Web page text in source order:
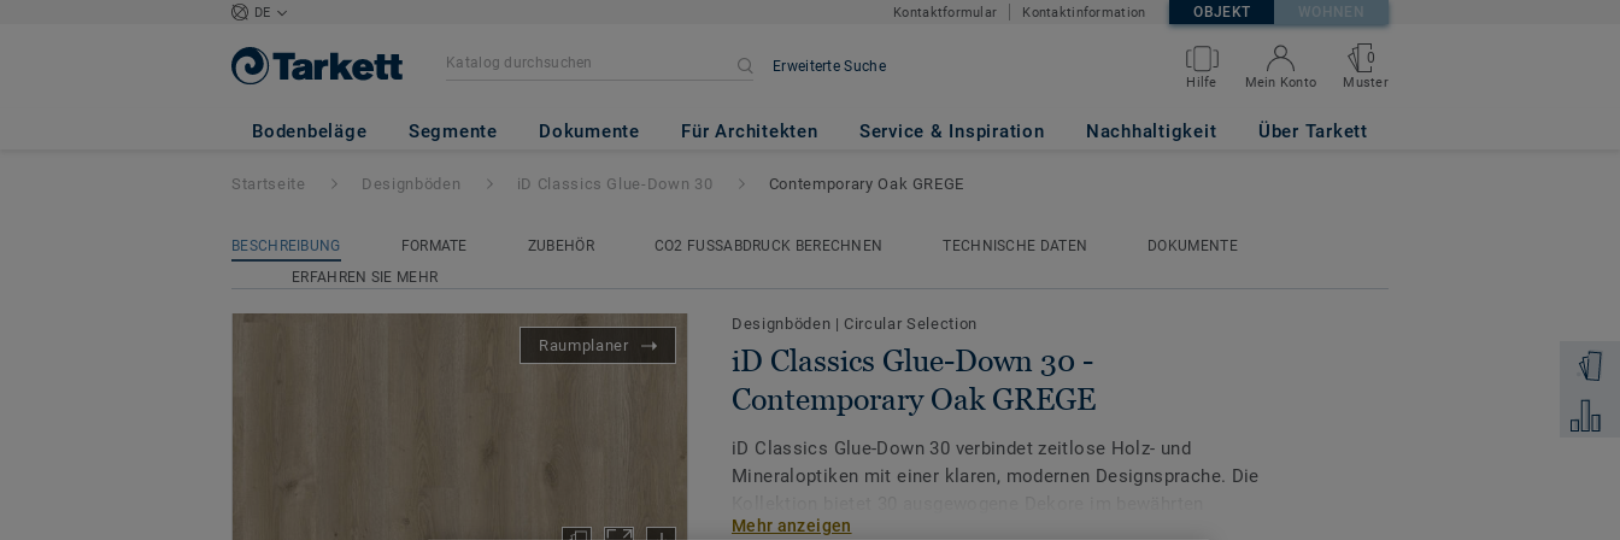
DE Kontaktformular Kontaktinformation OBJEKT WOHNEN
Erweiterte Suche
Hilfe Mein Konto
0
Muster
Bodenbeläge Segmente Dokumente Für Architekten Service & Inspiration Nachhaltigkeit Über Tarkett
iD Classics Glue-Down 30 - Contemporary Oak GREGE
Zum
Startseite Designböden iD Classics Glue-Down 30 Contemporary Oak GREGE
BESCHREIBUNG FORMATE ZUBEHÖR CO2 FUSSABDRUCK BERECHNEN TECHNISCHE DATEN
DOKUMENTE
ERFAHREN SIE MEHR
Raumplaner
Designböden | Circular Selection
iD Classics Glue-Down 30 -
Contemporary Oak GREGE
iD Classics Glue-Down 30 verbindet zeitlose Holz- und
Mineraloptiken mit einer klaren, modernen Designsprache. Die
Tiefdruck und eignet sich besonders für Wohnbereiche sowie
Mehr anzeigen